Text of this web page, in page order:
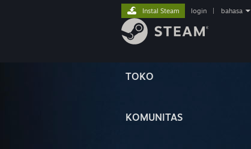
TOKO
KOMUNITAS
Instal Steam login bahasa